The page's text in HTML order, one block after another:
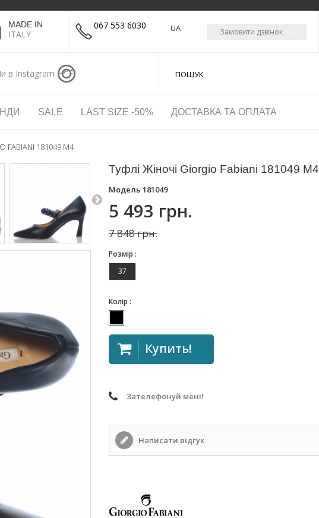
MADE IN
ITALY
067 553 6030
в Instagram
UA Замовити дзвінок
SALE LAST SIZE -50% ДОСТАВКА ТА ОПЛАТА
FABIANI 181049 M4
Туфлі Жіночі Giorgio Fabiani 181049 M4
Модель 181049
5 493 грн.
7 848 грн.
Розмір :
37
Колір :
Купить!
Зателефонуй мені!
Написати відгук